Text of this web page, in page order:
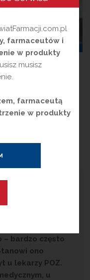
–
– bardzo często
ono
u lekarzy POZ.
u
farmaceutów i
w produkty
musisz
farmaceutą
w produkty